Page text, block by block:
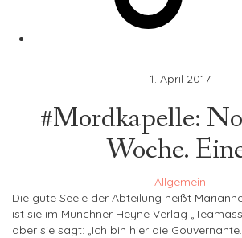
1. April 2017
#Mordkapelle:
Woche.
Allgemein
Die gute Seele der Abteilung heißt
ist sie im Münchner Heyne Verlag
aber sie sagt: „Ich bin hier die